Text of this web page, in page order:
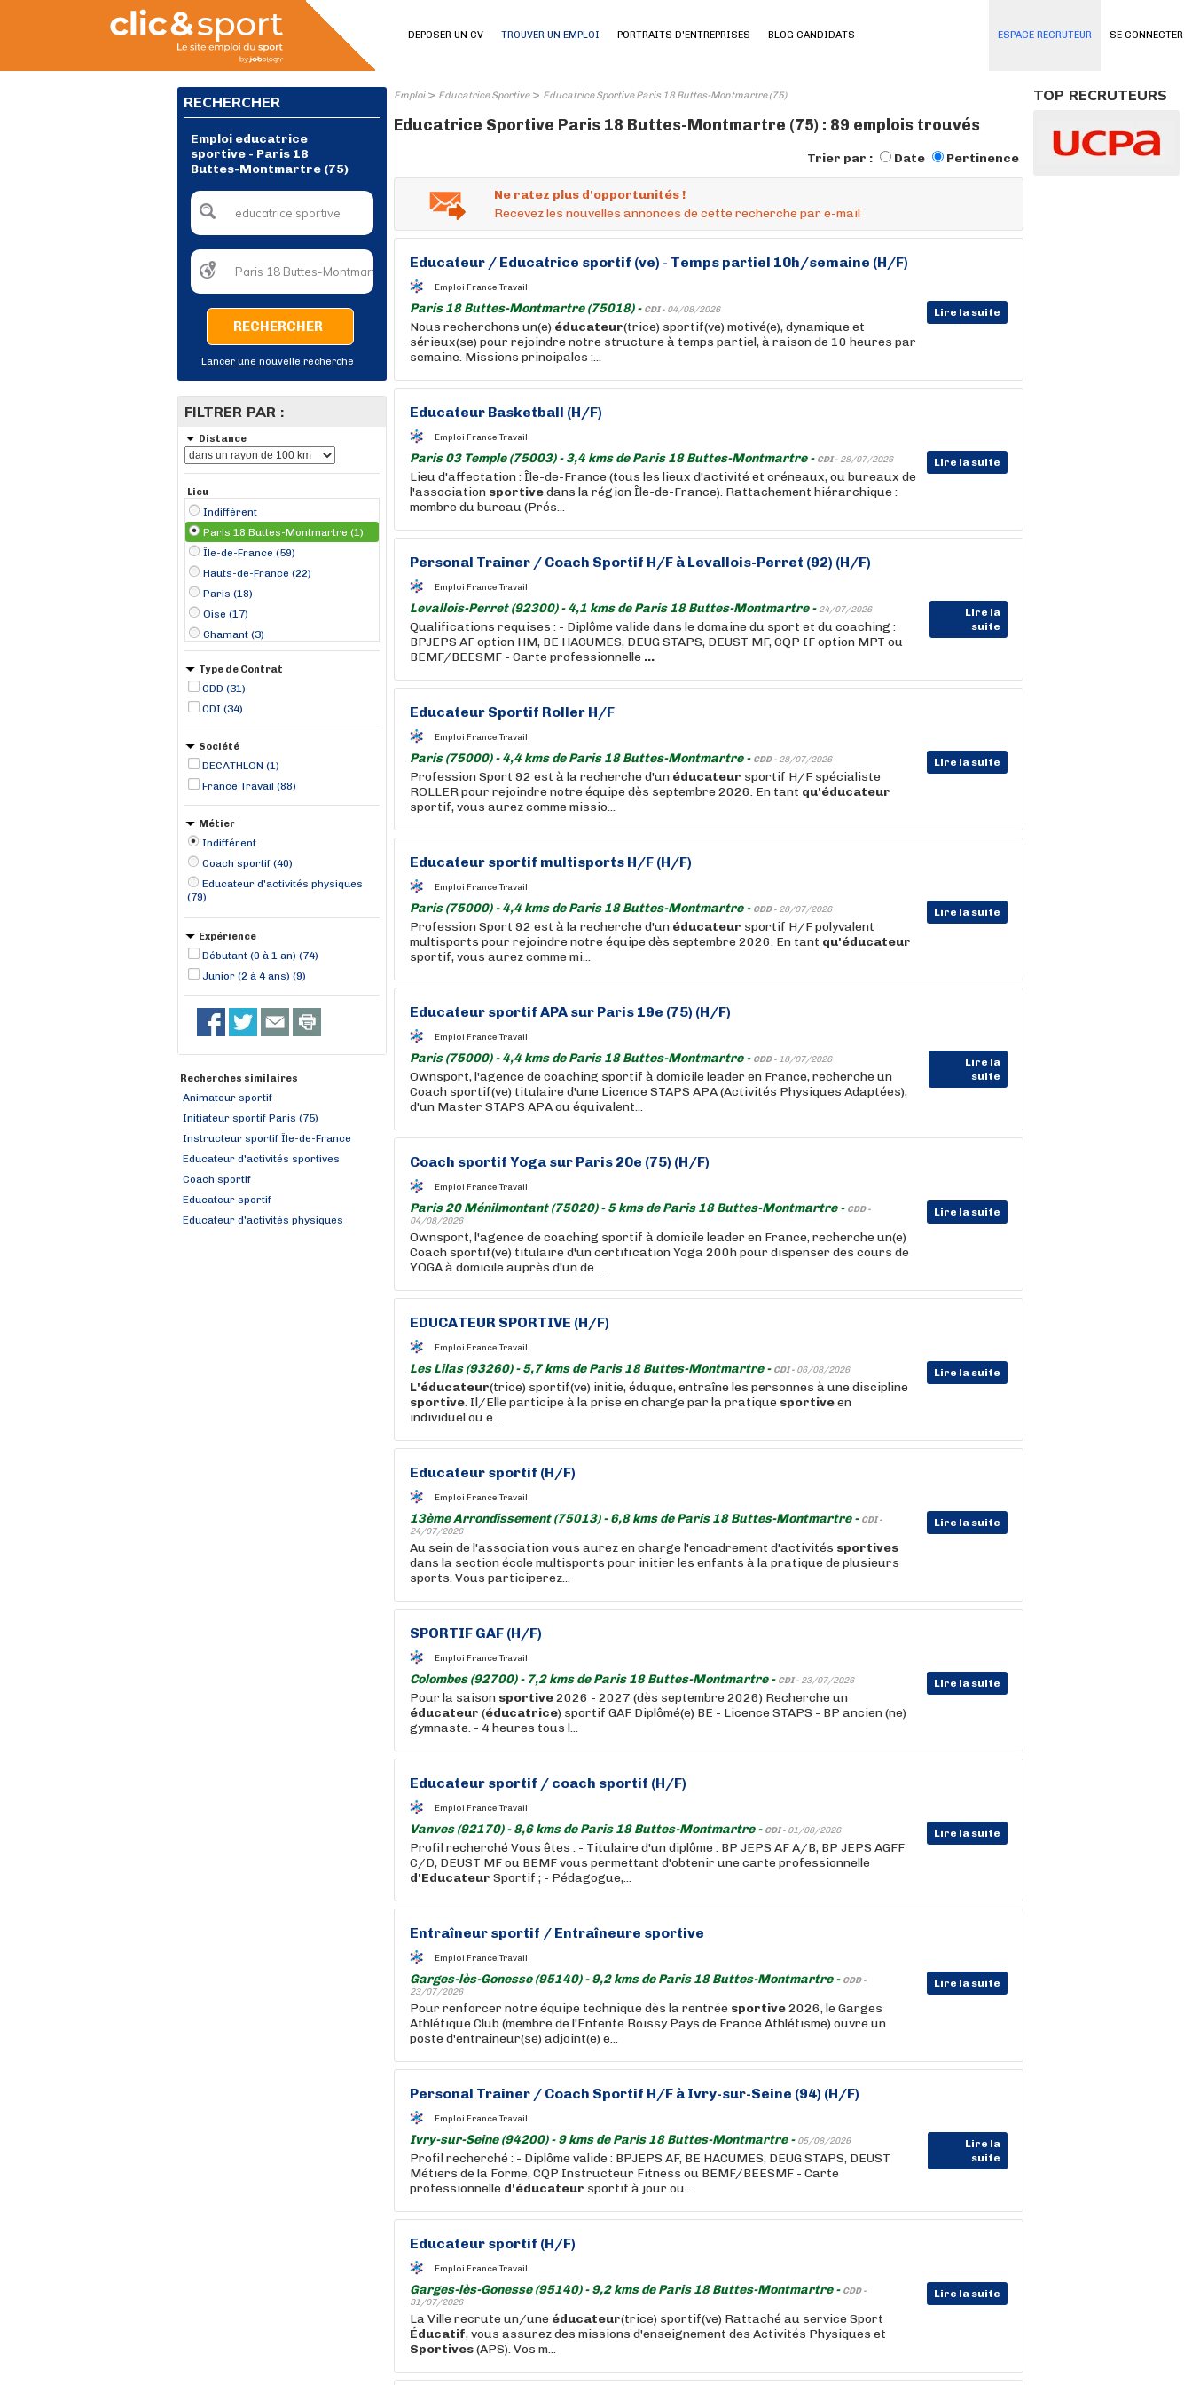
SE CONNECTER
DEPOSER UN CV TROUVER UN EMPLOI PORTRAITS D'ENTREPRISES BLOG CANDIDATS ESPACE RECRUTEUR
RECHERCHER
Emploi educatrice
sportive - Paris 18
Buttes-Montmartre (75)
RECHERCHER
Lancer une nouvelle recherche
FILTRER PAR :
Distance
Lieu
Indifférent
Paris 18 Buttes-Montmartre (1)
Île-de-France (59)
Hauts-de-France (22)
Paris (18)
Oise (17)
Chamant (3)
Garges-lès-Gonesse (3)
Paris (3)
Saint-Just-en-Chaussée (3)
Soissons (3)
Type de Contrat
CDD (31)
CDI (34)
Société
DECATHLON (1)
France Travail (88)
Métier
Indifférent
Coach sportif (40)
Educateur d'activités physiques
(79)
Expérience
Débutant (0 à 1 an) (74)
Junior (2 à 4 ans) (9)
Recherches similaires
Animateur sportif
Initiateur sportif Paris (75)
Instructeur sportif Île-de-France
Educateur d'activités sportives
Coach sportif
Educateur sportif
Educateur d'activités physiques
Emploi> Educatrice Sportive> Educatrice Sportive Paris 18 Buttes-Montmartre (75)
Educatrice Sportive Paris 18 Buttes-Montmartre (75) : 89 emplois trouvés
Trier par : Date Pertinence
Ne ratez plus d'opportunités !
Recevez les nouvelles annonces de cette recherche par e-mail
Educateur / Educatrice sportif (ve) - Temps partiel 10h/semaine (H/F)
Emploi France Travail
Paris 18 Buttes-Montmartre (75018) - CDI - 04/08/2026 Lire la suite
Nous recherchons un(e) éducateur(trice) sportif(ve) motivé(e), dynamique et
sérieux(se) pour rejoindre notre structure à temps partiel, à raison de 10 heures par
semaine. Missions principales :...
Educateur Basketball (H/F)
Emploi France Travail
Paris 03 Temple (75003) - 3,4 kms de Paris 18 Buttes-Montmartre - CDI - 28/07/2026 Lire la suite
Lieu d'affectation : Île-de-France (tous les lieux d'activité et créneaux, ou bureaux de
l'association sportivedans la région Île-de-France). Rattachement hiérarchique :
membre du bureau (Prés...
Personal Trainer / Coach Sportif H/F à Levallois-Perret (92) (H/F)
Emploi France Travail
Levallois-Perret (92300) - 4,1 kms de Paris 18 Buttes-Montmartre - 24/07/2026
Lire la
suite
Qualifications requises : - Diplôme valide dans le domaine du sport et du coaching :
BPJEPS AF option HM, BE HACUMES, DEUG STAPS, DEUST MF, CQP IF option MPT ou
BEMF/BEESMF - Carte professionnelle ...
Educateur Sportif Roller H/F
Emploi France Travail
Paris (75000) - 4,4 kms de Paris 18 Buttes-Montmartre - CDD - 28/07/2026 Lire la suite
Profession Sport 92 est à la recherche d'un éducateur sportif H/F spécialiste
ROLLER pour rejoindre notre équipe dès septembre 2026. En tant qu'éducateur
sportif, vous aurez comme missio...
Educateur sportif multisports H/F (H/F)
Emploi France Travail
Paris (75000) - 4,4 kms de Paris 18 Buttes-Montmartre - CDD - 28/07/2026 Lire la suite
Profession Sport 92 est à la recherche d'un éducateur sportif H/F polyvalent
multisports pour rejoindre notre équipe dès septembre 2026. En tant qu'éducateur
sportif, vous aurez comme mi...
Educateur sportif APA sur Paris 19e (75) (H/F)
Emploi France Travail
Paris (75000) - 4,4 kms de Paris 18 Buttes-Montmartre - CDD - 18/07/2026
Lire la
suite
Ownsport, l'agence de coaching sportif à domicile leader en France, recherche un
Coach sportif(ve) titulaire d'une Licence STAPS APA (Activités Physiques Adaptées),
d'un Master STAPS APA ou équivalent...
Coach sportif Yoga sur Paris 20e (75) (H/F)
Emploi France Travail
Paris 20 Ménilmontant (75020) - 5 kms de Paris 18 Buttes-Montmartre - CDD -
04/08/2026
Lire la suite
Ownsport, l'agence de coaching sportif à domicile leader en France, recherche un(e)
Coach sportif(ve) titulaire d'un certification Yoga 200h pour dispenser des cours de
YOGA à domicile auprès d'un de ...
EDUCATEUR SPORTIVE (H/F)
Emploi France Travail
Les Lilas (93260) - 5,7 kms de Paris 18 Buttes-Montmartre - CDI - 06/08/2026 Lire la suite
L'éducateur(trice) sportif(ve) initie, éduque, entraîne les personnes à une discipline
sportive. Il/Elle participe à la prise en charge par la pratique sportiveen
individuel ou e...
Educateur sportif (H/F)
Emploi France Travail
13ème Arrondissement (75013) - 6,8 kms de Paris 18 Buttes-Montmartre - CDI -
24/07/2026
Lire la suite
Au sein de l'association vous aurez en charge l'encadrement d'activités sportives
dans la section école multisports pour initier les enfants à la pratique de plusieurs
sports. Vous participerez...
SPORTIF GAF (H/F)
Emploi France Travail
Colombes (92700) - 7,2 kms de Paris 18 Buttes-Montmartre - CDI - 23/07/2026 Lire la suite
Pour la saison sportive2026 - 2027 (dès septembre 2026) Recherche un
éducateur (éducatrice) sportif GAF Diplômé(e) BE - Licence STAPS - BP ancien (ne)
gymnaste. - 4 heures tous l...
Educateur sportif / coach sportif (H/F)
Emploi France Travail
Vanves (92170) - 8,6 kms de Paris 18 Buttes-Montmartre - CDI - 01/08/2026 Lire la suite
Profil recherché Vous êtes : - Titulaire d'un diplôme : BP JEPS AF A/B, BP JEPS AGFF
C/D, DEUST MF ou BEMF vous permettant d'obtenir une carte professionnelle
d'Educateur Sportif ; - Pédagogue,...
Entraîneur sportif / Entraîneure sportive
Emploi France Travail
Garges-lès-Gonesse (95140) - 9,2 kms de Paris 18 Buttes-Montmartre - CDD -
23/07/2026
Lire la suite
Pour renforcer notre équipe technique dès la rentrée sportive2026, le Garges
Athlétique Club (membre de l'Entente Roissy Pays de France Athlétisme) ouvre un
poste d'entraîneur(se) adjoint(e) e...
Personal Trainer / Coach Sportif H/F à Ivry-sur-Seine (94) (H/F)
Emploi France Travail
Ivry-sur-Seine (94200) - 9 kms de Paris 18 Buttes-Montmartre - 05/08/2026
Lire la
suite
Profil recherché : - Diplôme valide : BPJEPS AF, BE HACUMES, DEUG STAPS, DEUST
Métiers de la Forme, CQP Instructeur Fitness ou BEMF/BEESMF - Carte
professionnelle d'éducateur sportif à jour ou ...
Educateur sportif (H/F)
Emploi France Travail
Garges-lès-Gonesse (95140) - 9,2 kms de Paris 18 Buttes-Montmartre - CDD -
31/07/2026
Lire la suite
La Ville recrute un/une éducateur(trice) sportif(ve) Rattaché au service Sport
Éducatif, vous assurez des missions d'enseignement des Activités Physiques et
Sportives(APS). Vos m...
TOP RECRUTEURS